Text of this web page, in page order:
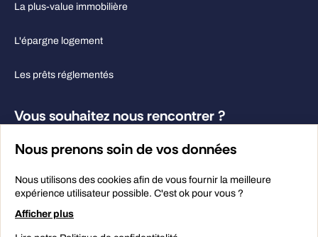
La plus-value immobilière
L'épargne logement
Les prêts réglementés
Vous souhaitez nous rencontrer ?
Contactez-nous
Nous prenons soin de vos données
Nous utilisons des cookies afin de vous fournir la meilleure
expérience utilisateur possible. C'est ok pour vous ?
Afficher plus